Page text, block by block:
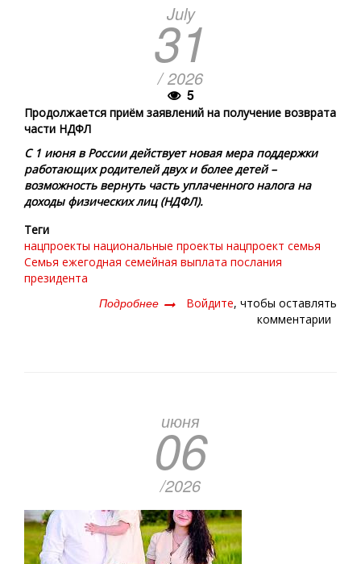
July
31
/ 2026
5
Продолжается приём заявлений на получение возврата
части НДФЛ
С 1 июня в России действует новая мера поддержки
работающих родителей двух и более детей –
возможность вернуть часть уплаченного налога на
доходы физических лиц (НДФЛ).
Теги
нацпроекты национальные проекты нацпроект семья
Семья ежегодная семейная выплата послания
президента
Подробнее о
Войдите, чтобы оставлять
комментарии
июня
06
/2026